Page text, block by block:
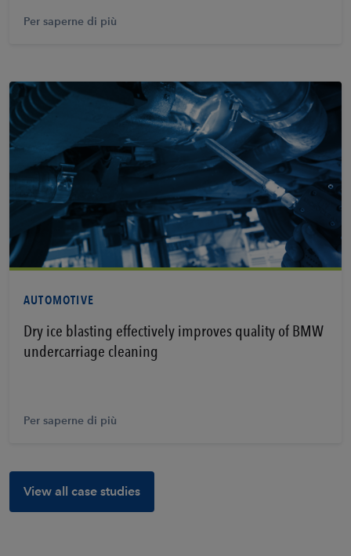
View all case studies
Per saperne di più
AUTOMOTIVE
Dry ice blasting effectively improves quality of BMW
undercarriage cleaning
Per saperne di più
Per saperne di più